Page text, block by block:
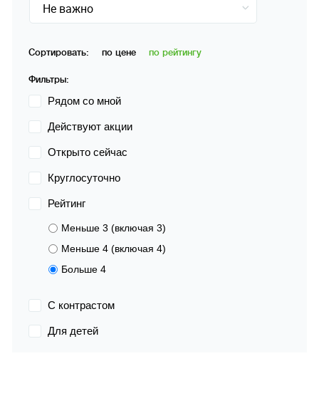
Не важно
Сортировать: по цене по рейтингу
Фильтры:
Рядом со мной
Действуют акции
Открыто сейчас
Круглосуточно
Рейтинг
Меньше 3 (включая 3)
Меньше 4 (включая 4)
Больше 4
С контрастом
Для детей